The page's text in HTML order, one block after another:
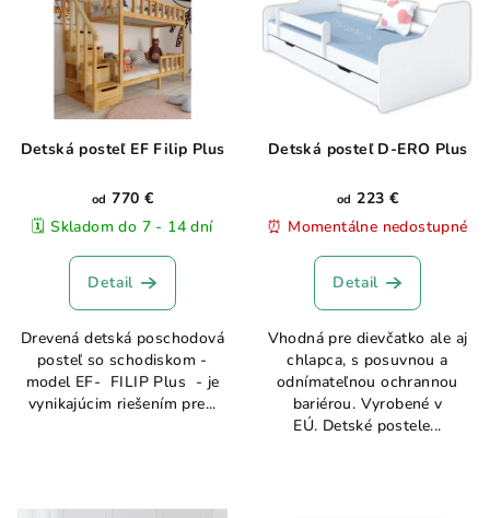
Detská posteľ EF Filip Plus
od 770 €
🗓️ Skladom do 7 - 14 dní
Detail
Drevená detská poschodová
posteľ so schodiskom -
model EF- FILIP Plus - je
vynikajúcim riešením pre...
Detská posteľ D-ERO Plus
od 223 €
⏰ Momentálne nedostupné
Detail
Vhodná pre dievčatko ale aj
chlapca, s posuvnou a
odnímateľnou ochrannou
bariérou. Vyrobené v
EÚ. Detské postele...